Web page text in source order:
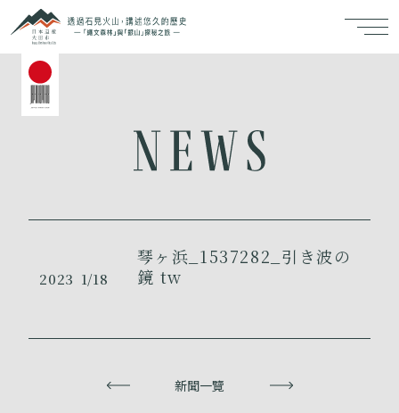
2023 1/18
琴ヶ浜_1537282_引き波の
鏡 tw
新聞一覽